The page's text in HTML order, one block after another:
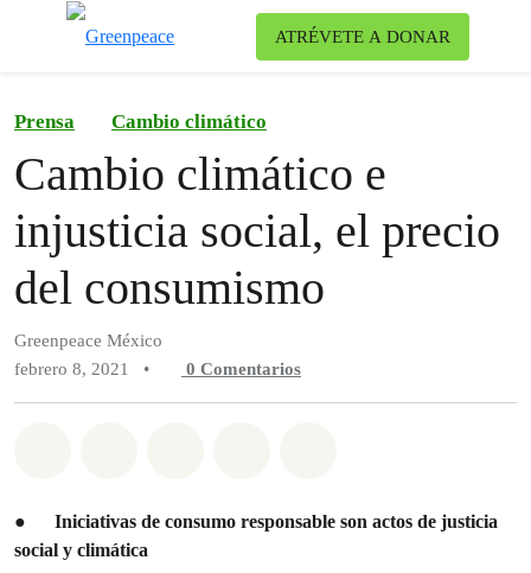
ATRÉVETE A DONAR
Prensa Cambio climático
Cambio climático e
injusticia social, el precio
del consumismo
Greenpeace México
febrero 8, 2021
• 0 Comentarios
●
Iniciativas de consumo responsable son actos de justicia
social y climática